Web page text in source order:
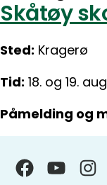
Skåtøy
Sted: Kragerø
Tid: 18. og 19.
Påmelding og